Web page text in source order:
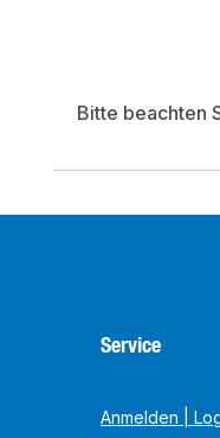
Bitte beachten
Service
Anmelden |